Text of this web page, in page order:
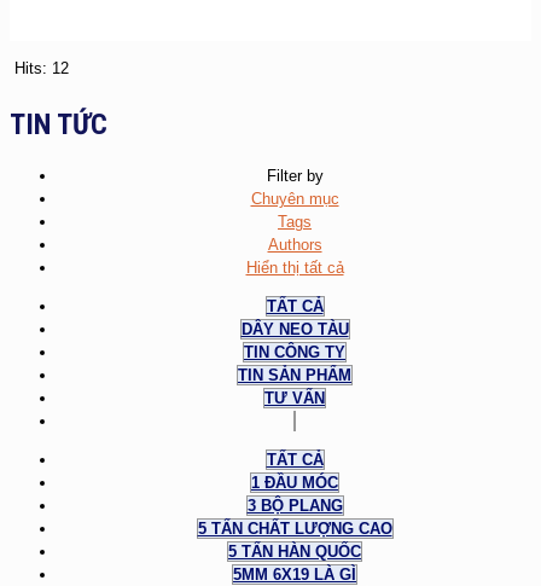
Hits: 12
TIN TỨC
Filter by
Chuyên mục
Tags
Authors
Hiển thị tất cả
TẤT CẢ
DÂY NEO TÀU
TIN CÔNG TY
TIN SẢN PHẨM
TƯ VẤN
TẤT CẢ
1 ĐẦU MÓC
3 BỘ PLANG
5 TẤN CHẤT LƯỢNG CAO
5 TẤN HÀN QUỐC
5MM 6X19 LÀ GÌ